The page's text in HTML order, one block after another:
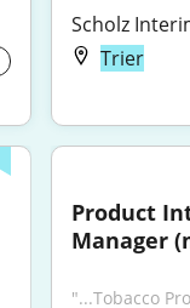
Scholz
Trier
Product
Manager